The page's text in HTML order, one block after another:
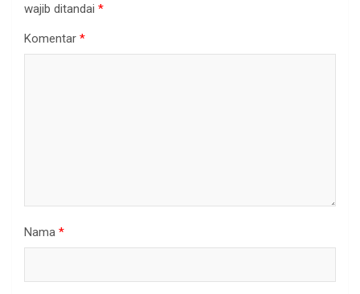
wajib ditandai *
Komentar *
Nama *